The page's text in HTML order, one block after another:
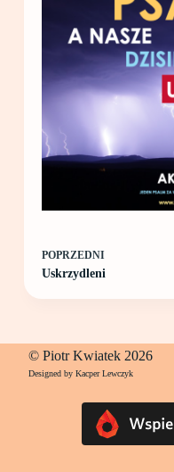
POPRZEDNI
Uskrzydleni
© Piotr Kwiatek 2026
Designed by Kacper Lewczyk